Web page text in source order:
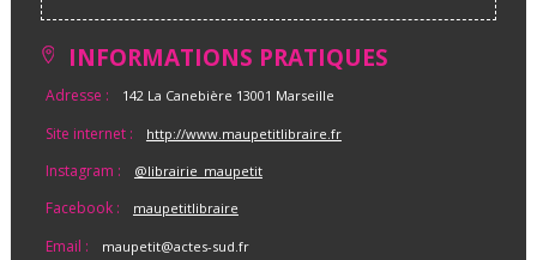
INFORMATIONS PRATIQUES
Adresse : 142 La Canebière 13001 Marseille
Site internet : http://www.maupetitlibraire.fr
Instagram : @librairie_maupetit
Facebook : maupetitlibraire
Email : maupetit@actes-sud.fr